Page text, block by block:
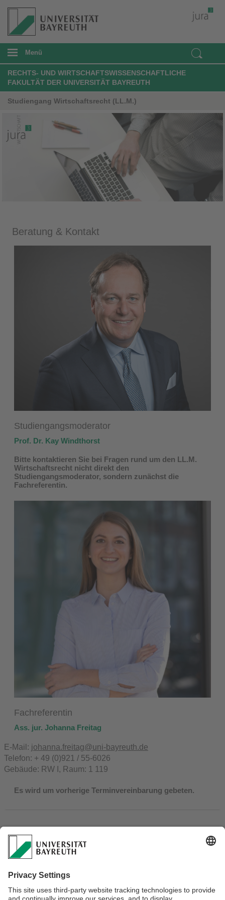
Menü
RECHTS- UND WIRTSCHAFTSWISSENSCHAFTLICHE
FAKULTÄT DER UNIVERSITÄT BAYREUTH
Studiengang Wirtschaftsrecht (LL.M.)
Beratung & Kontakt
Studiengangsmoderator
Prof. Dr. Kay Windthorst
Bitte kontaktieren Sie bei Fragen rund um den LL.M.
Wirtschaftsrecht nicht direkt den
Studiengangsmoderator, sondern zunächst die
Fachreferentin.
Fachreferentin
Ass. jur. Johanna Freitag
E-Mail: johanna.freitag@uni-bayreuth.de
Telefon: + 49 (0)921 / 55-6026
Gebäude: RW I, Raum: 1 119
Es wird um vorherige Terminvereinbarung gebeten.
Nützliche Links
Prüfungsamt
Studierendenkanzlei